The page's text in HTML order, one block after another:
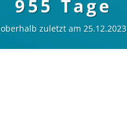
955 Tage
oberhalb zuletzt am 25.12.2023